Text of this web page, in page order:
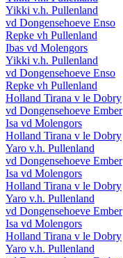
Yikki v.h. Pullenland
vd Dongensehoeve Enso
Repke vh Pullenland
Ibas vd Molengors
Yikki v.h. Pullenland
vd Dongensehoeve Enso
Repke vh Pullenland
Holland Tirana v le Dobry
vd Dongensehoeve Ember
Isa vd Molengors
Holland Tirana v le Dobry
Yaro v.h. Pullenland
vd Dongensehoeve Ember
Isa vd Molengors
Holland Tirana v le Dobry
Yaro v.h. Pullenland
vd Dongensehoeve Ember
Isa vd Molengors
Holland Tirana v le Dobry
Yaro v.h. Pullenland